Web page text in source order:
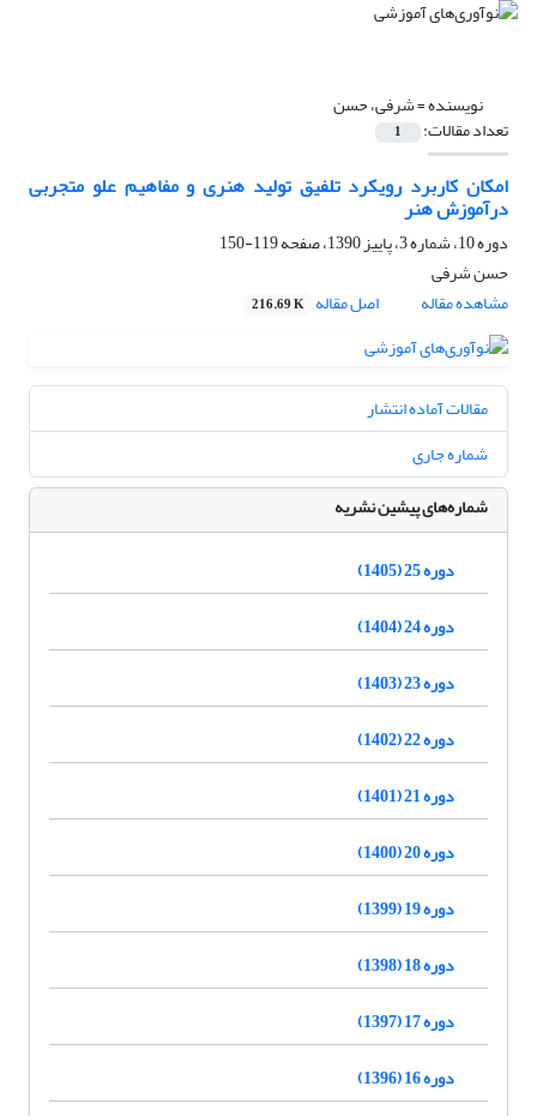
نویسنده =شرفی، حسن
تعداد مقالات: 1
امکان کاربرد رویکرد تلفیق تولید هنری و مفاهیم علو متجربی
درآموزش هنر
دوره 10، شماره 3، پاییز 1390، صفحه
119-150
حسن شرفی
مشاهده مقاله
اصل مقاله 216.69 K
مقالات آماده انتشار
شماره جاری
شماره‌های پیشین نشریه
دوره 25 (1405)
دوره 24 (1404)
دوره 23 (1403)
دوره 22 (1402)
دوره 21 (1401)
دوره 20 (1400)
دوره 19 (1399)
دوره 18 (1398)
دوره 17 (1397)
دوره 16 (1396)